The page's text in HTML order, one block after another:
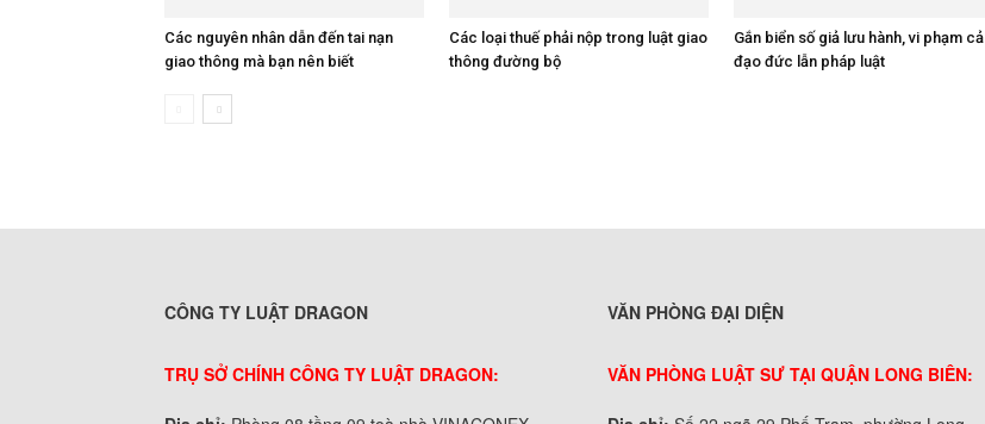
Các nguyên nhân dẫn đến tai nạn
giao thông mà bạn nên biết
Các loại thuế phải nộp trong luật giao
thông đường bộ
Gắn biển số giả lưu hành, vi phạm cả
đạo đức lẫn pháp luật
CÔNG TY LUẬT DRAGON
TRỤ SỞ CHÍNH CÔNG TY LUẬT DRAGON:
VĂN PHÒNG ĐẠI DIỆN
VĂN PHÒNG LUẬT SƯ TẠI QUẬN LONG BIÊN: